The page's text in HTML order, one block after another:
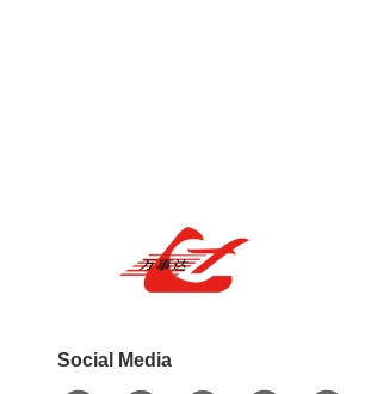
Social Media